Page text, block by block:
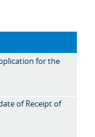
for the
of Receipt of